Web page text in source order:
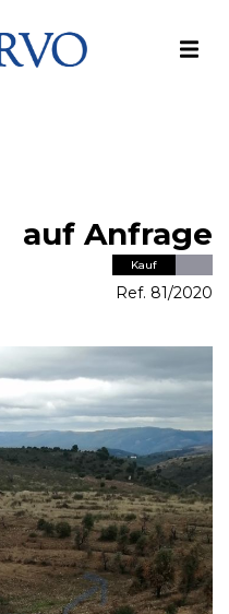
auf Anfrage
Kauf
Ref. 81/2020